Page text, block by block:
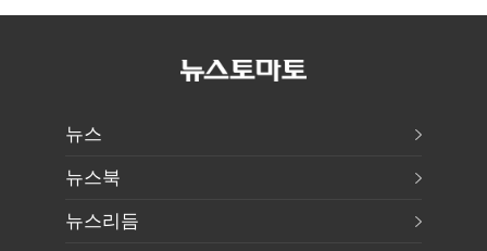
내부비위…경찰
인천경제청장
249명 검거
뉴스
뉴스북
뉴스리듬